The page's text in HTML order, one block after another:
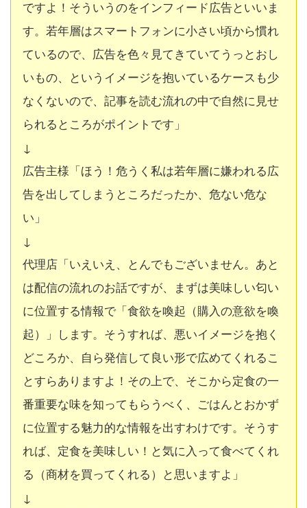
ですよ！そういうのをインフィード広告といいま
す。若年層はスマートフォンに小さい頃から慣れ
ているので、広告を色々見てきていてうっとおし
いもの、というイメージを抱いているケースも少
なくないので、記事を読む流れの中で自然に見せ
られるところがポイントです」
↓
広告主様「ほう！危うく私は若年層に嫌われる広
告を出してしまうところだったか、危ない危な
い」
↓
代理店「いえいえ、とんでもございません。あと
は配信の流れのお話ですが、まずは美味しい匂い
に位置する情報で「食欲を喚起（購入の意欲を喚
起）」 します。そうすれば、悪いイメージを抱く
どころか、自ら発信して良い形で広めてくれるこ
とすらありますよ！その上で、そこから定食の一
番重要な味を知ってもらうべく、ごはんとおかず
に位置する魅力的な情報を出すわけです。そうす
れば、定食を美味しい！と気に入って食べてくれ
る（商材を買ってくれる）と思いますよ」
↓